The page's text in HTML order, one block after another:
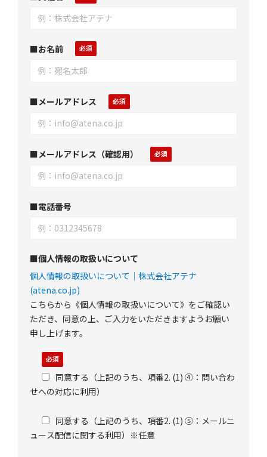
■お名前
■メールアドレス
■メールアドレス（確認用）
■電話番号
■個人情報の取扱いについて
個人情報の取扱いについて｜株式会社アテナ
(atena.co.jp)
こちらから《個人情報の取扱いについて》をご確認い
ただき、同意の上、ご入力をいただきますようお願い
申し上げます。
同意する（上記のうち、項番2. (1) ④：問い合わ
せへの対応に利用）
同意する（上記のうち、項番2. (1) ⑤：メールニ
ュース配信に関する利用）※任意